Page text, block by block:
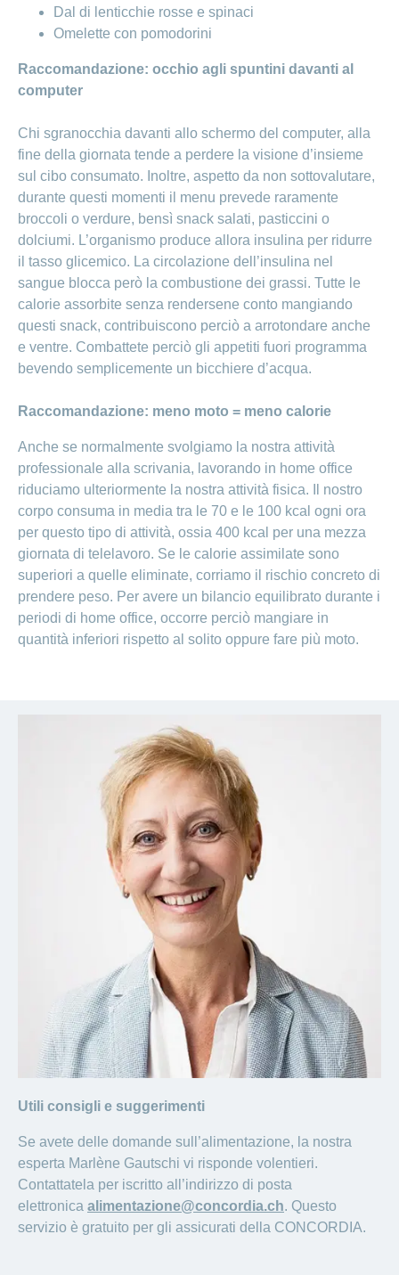
Dal di lenticchie rosse e spinaci
Omelette con pomodorini
Raccomandazione: occhio agli spuntini davanti al
computer
Chi sgranocchia davanti allo schermo del computer, alla
fine della giornata tende a perdere la visione d’insieme
sul cibo consumato. Inoltre, aspetto da non sottovalutare,
durante questi momenti il menu prevede raramente
broccoli o verdure, bensì snack salati, pasticcini o
dolciumi. L’organismo produce allora insulina per ridurre
il tasso glicemico. La circolazione dell’insulina nel
sangue blocca però la combustione dei grassi. Tutte le
calorie assorbite senza rendersene conto mangiando
questi snack, contribuiscono perciò a arrotondare anche
e ventre. Combattete perciò gli appetiti fuori programma
bevendo semplicemente un bicchiere d’acqua.
Raccomandazione: meno moto = meno calorie
Anche se normalmente svolgiamo la nostra attività
professionale alla scrivania, lavorando in home office
riduciamo ulteriormente la nostra attività fisica. Il nostro
corpo consuma in media tra le 70 e le 100 kcal ogni ora
per questo tipo di attività, ossia 400 kcal per una mezza
giornata di telelavoro. Se le calorie assimilate sono
superiori a quelle eliminate, corriamo il rischio concreto di
prendere peso. Per avere un bilancio equilibrato durante i
periodi di home office, occorre perciò mangiare in
quantità inferiori rispetto al solito oppure fare più moto.
Utili consigli e suggerimenti
Se avete delle domande sull’alimentazione, la nostra
esperta Marlène Gautschi vi risponde volentieri.
Contattatela per iscritto all’indirizzo di posta
elettronica alimentazione@concordia.ch. Questo
servizio è gratuito per gli assicurati della CONCORDIA.